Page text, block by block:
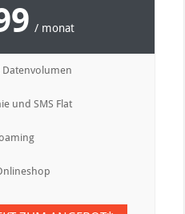
/ monat
Datenvolumen
und SMS Flat